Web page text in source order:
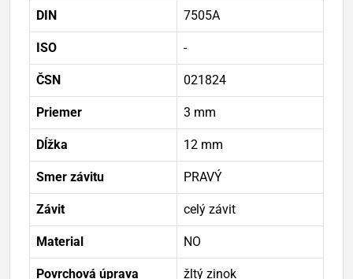
DIN 7505A
ISO -
ČSN 021824
Priemer 3 mm
Dĺžka 12 mm
Smer závitu PRAVÝ
Závit celý závit
Material NO
Povrchová úprava žltý zinok